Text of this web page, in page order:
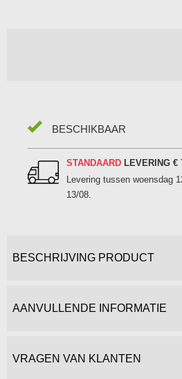
BESCHIKBAAR
STANDAARD LEVERING€
Levering tussenwoensdag
13/08
BESCHRIJVING PRODUCT
AANVULLENDE INFORMATIE
VRAGEN VAN KLANTEN